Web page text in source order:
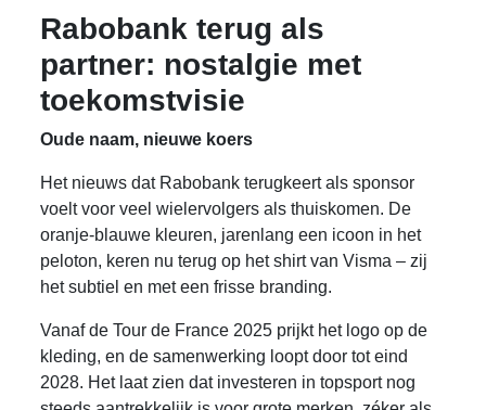
Rabobank terug als
partner: nostalgie met
toekomstvisie
Oude naam, nieuwe koers
Het nieuws dat Rabobank terugkeert als sponsor
voelt voor veel wielervolgers als thuiskomen. De
oranje-blauwe kleuren, jarenlang een icoon in het
peloton, keren nu terug op het shirt van Visma – zij
het subtiel en met een frisse branding.
Vanaf de Tour de France 2025 prijkt het logo op de
kleding, en de samenwerking loopt door tot eind
2028. Het laat zien dat investeren in topsport nog